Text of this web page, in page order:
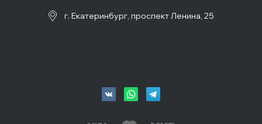
г. Екатеринбург, проспект Ленина, 25